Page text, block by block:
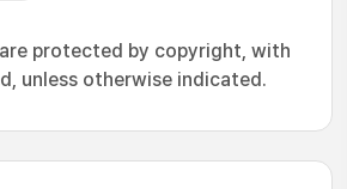
protected by copyright, with
unless otherwise indicated.